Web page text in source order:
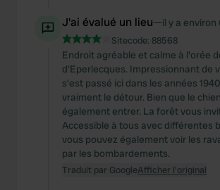
J'ai évalué un lieu—il y a environ
Sitecode: 88568
Endroit agréable et calme à l'orée
d'Eperlecques. Impressionnant de
s'est passé ici dans les années
vraiment le détour. Bien que le
également entrer. La forêt vous
Accessible à tous avec différentes
vous pouvez également voir les
par les bombardements.
Traduit par GoogleAfficher l'original